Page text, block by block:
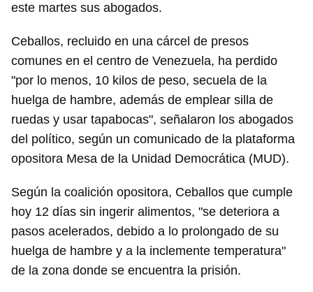
este martes sus abogados.
Ceballos, recluido en una cárcel de presos
comunes en el centro de Venezuela, ha perdido
"por lo menos, 10 kilos de peso, secuela de la
huelga de hambre, además de emplear silla de
ruedas y usar tapabocas", señalaron los abogados
del político, según un comunicado de la plataforma
opositora Mesa de la Unidad Democrática (MUD).
Según la coalición opositora, Ceballos que cumple
hoy 12 días sin ingerir alimentos, "se deteriora a
pasos acelerados, debido a lo prolongado de su
huelga de hambre y a la inclemente temperatura"
de la zona donde se encuentra la prisión.